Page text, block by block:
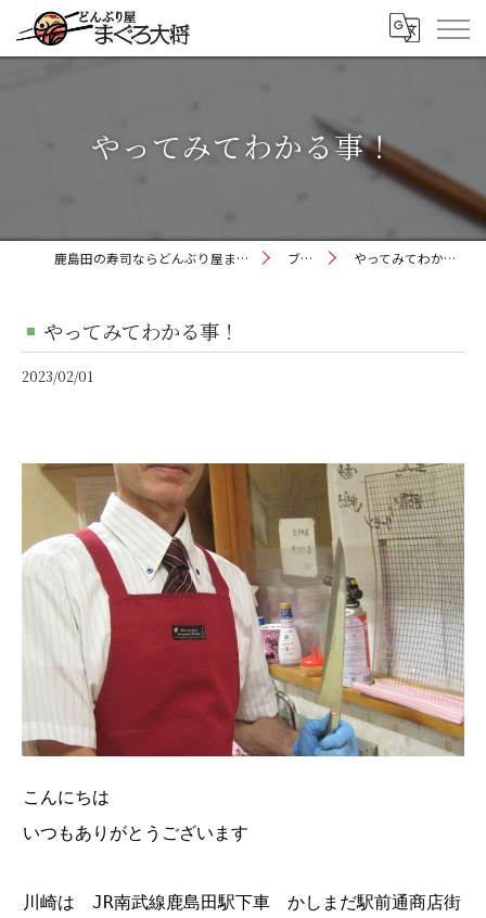
やってみてわかる事！
鹿島田の寿司ならどんぶり屋まぐろ大将 ブログ やってみてわかる事！
やってみてわかる事！
2023/02/01
こんにちは
いつもありがとうございます
川崎は JR南武線鹿島田駅下車 かしまだ駅前通商店街